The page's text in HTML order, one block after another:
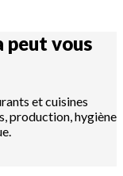
peut vous
et cuisines
production, hygiène